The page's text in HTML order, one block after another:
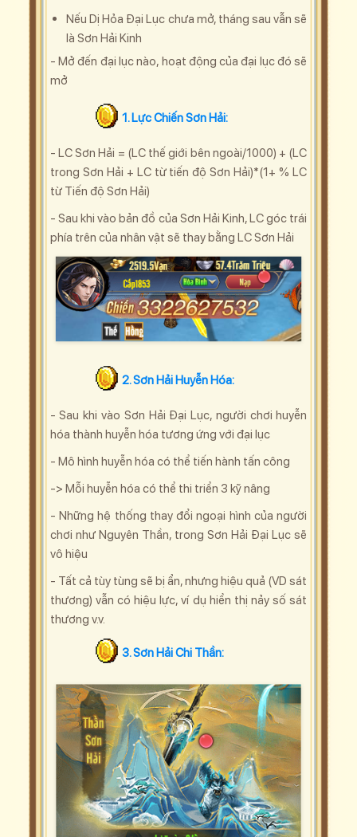
Nếu Dị Hỏa Đại Lục chưa mở, tháng sau vẫn sẽ
là Sơn Hải Kinh
- Mở đến đại lục nào, hoạt động của đại lục đó sẽ
mở
1. Lực Chiến Sơn Hải:
- LC Sơn Hải = (LC thế giới bên ngoài/1000) + (LC
trong Sơn Hải + LC từ tiến độ Sơn Hải)*(1+ % LC
từ Tiến độ Sơn Hải)
- Sau khi vào bản đồ của Sơn Hải Kinh, LC góc trái
phía trên của nhân vật sẽ thay bằng LC Sơn Hải
2. Sơn Hải Huyễn Hóa:
- Sau khi vào Sơn Hải Đại Lục, người chơi huyễn
hóa thành huyễn hóa tương ứng với đại lục
- Mô hình huyễn hóa có thể tiến hành tấn công
-> Mỗi huyễn hóa có thể thi triển 3 kỹ nâng
- Những hệ thống thay đổi ngoại hình của người
chơi như Nguyên Thần, trong Sơn Hải Đại Lục sẽ
vô hiệu
- Tất cả tùy tùng sẽ bị ẩn, nhưng hiệu quả (VD sát
thương) vẫn có hiệu lực, ví dụ hiển thị nảy số sát
thương v.v.
3. Sơn Hải Chi Thần: